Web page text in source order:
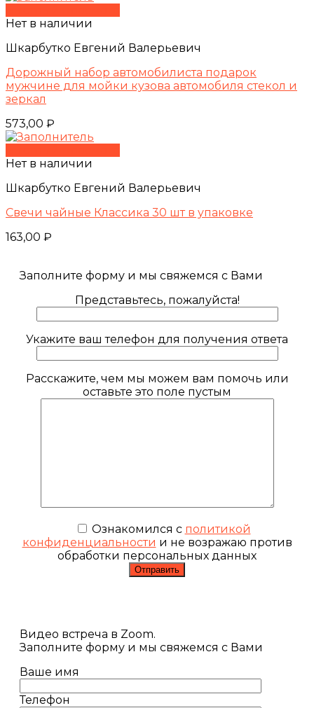
Нет в наличии
Шкарбутко Евгений Валерьевич
Дорожный набор автомобилиста подарок
мужчине для мойки кузова автомобиля стекол и
зеркал
573,00 ₽
Нет в наличии
Шкарбутко Евгений Валерьевич
Свечи чайные Классика 30 шт в упаковке
163,00 ₽
Заполните форму и мы свяжемся с Вами
Представьтесь, пожалуйста!
Укажите ваш телефон для получения ответа
Расскажите, чем мы можем вам помочь или
оставьте это поле пустым
Ознакомился с политикой
конфиденциальности и не возражаю против
обработки персональных данных
Видео встреча в Zoom.
Заполните форму и мы свяжемся с Вами
Ваше имя
Телефон